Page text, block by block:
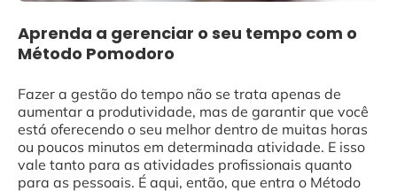
Aprenda a gerenciar o seu tempo com o
Método Pomodoro
Fazer a gestão do tempo não se trata apenas de
aumentar a produtividade, mas de garantir que você
está oferecendo o seu melhor dentro de muitas horas
ou poucos minutos em determinada atividade. E isso
vale tanto para as atividades profissionais quanto
para as pessoais. É aqui, então, que entra o Método